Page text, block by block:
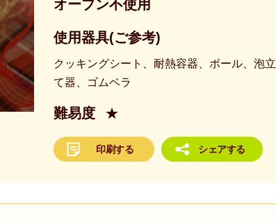
オーブン不使用
使用器具(ご参考)
クッキングシート、耐熱容器、ボール、泡立
て器、ゴムベラ
難易度 ★
印刷する シェアする